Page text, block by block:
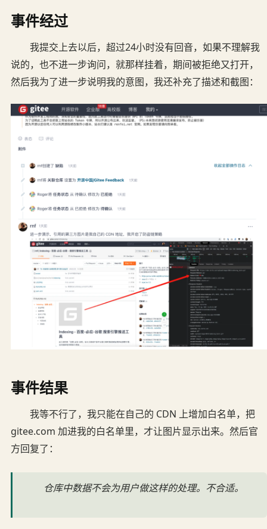
事件经过
我提交上去以后，超过24小时没有回音，如果不理解我
说的，也不进一步询问，就那样挂着，期间被拒绝又打开，
然后我为了进一步说明我的意图，我还补充了描述和截图：
事件结果
我等不行了，我只能在自己的 CDN 上增加白名单，把
gitee.com 加进我的白名单里，才让图片显示出来。然后官
方回复了：
仓库中数据不会为用户做这样的处理。不合适。